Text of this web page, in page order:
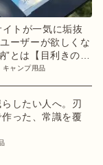
トが一気に垢抜
ーザーが欲しくな
”とは【目利きのキ
】
キャンプ用品
したい人へ。刃
った、常識を覆